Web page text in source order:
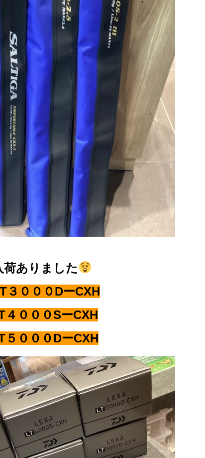
ありました
０００DーCXH
０００SーCXH
０００DーCXH